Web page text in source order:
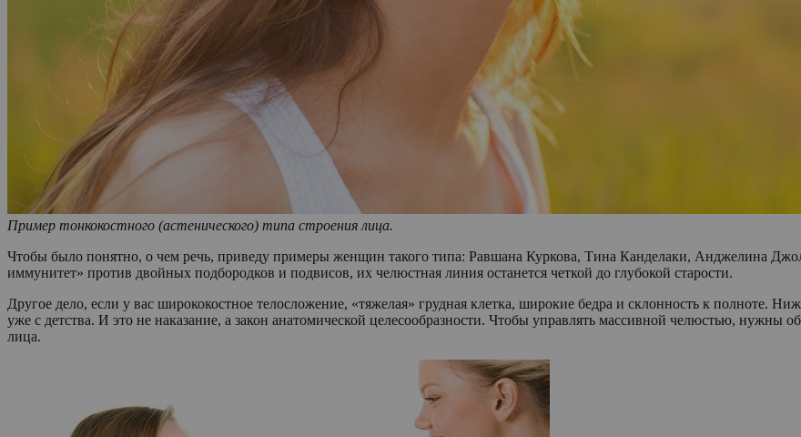
Пример тонкокостного (астенического) типа строения лица.
Чтобы было понятно, о чем речь, приведу примеры женщин такого типа: Равшана Куркова, Тина Канделаки, Анджелина
иммунитет» против двойных подбородков и подвисов, их челюстная линия останется четкой до глубокой старости.
Другое дело, если у вас ширококостное телосложение, «тяжелая» грудная клетка, широкие бедра и склонность к полноте.
уже с детства. И это не наказание, а закон анатомической целесообразности. Чтобы управлять массивной челюстью,
лица.